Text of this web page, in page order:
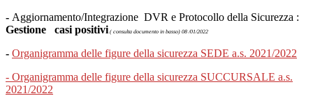
- Aggiornamento/Integrazione DVR e Protocollo della Sicurezza :
Gestione casi positivi( consulta documento in basso) 08 /01/2022
- Organigramma delle figure della sicurezza SEDE a.s. 2021/2022
- Organigramma delle figure della sicurezza SUCCURSALE a.s.
2021/2022